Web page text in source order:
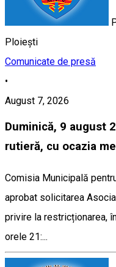
Ploiești
Comunicate de presă
•
August 7, 2026
Duminică, 9 august
rutieră, cu ocazia
Comisia Municipală
aprobat solicitarea
privire la restricționarea,
orele 21:...